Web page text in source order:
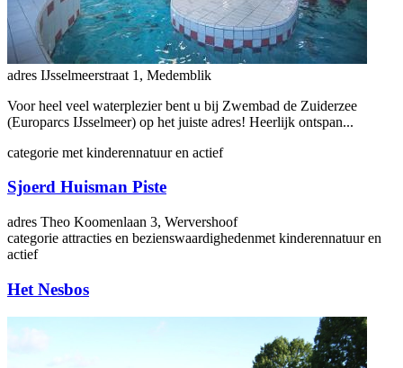
adres IJsselmeerstraat 1, Medemblik
Voor heel veel waterplezier bent u bij Zwembad de Zuiderzee
(Europarcs IJsselmeer) op het juiste adres! Heerlijk ontspan...
categorie met kinderennatuur en actief
Sjoerd Huisman Piste
adres Theo Koomenlaan 3, Wervershoof
categorie attracties en bezienswaardighedenmet kinderennatuur en
actief
Het Nesbos